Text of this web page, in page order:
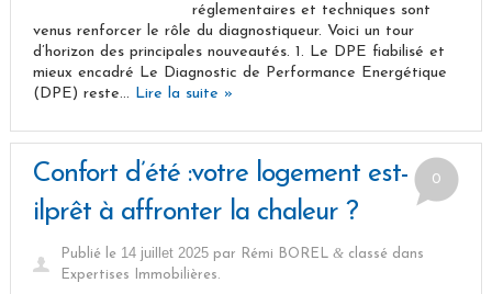
réglementaires et techniques sont
venus renforcer le rôle du diagnostiqueur. Voici un tour
d’horizon des principales nouveautés. 1. Le DPE fiabilisé et
mieux encadré Le Diagnostic de Performance Energétique
(DPE) reste… Lire la suite »
0
Confort d’été :votre logement est-
ilprêt à affronter la chaleur ?
Publié le 14 juillet 2025par Rémi BOREL &classé dans
Expertises Immobilières